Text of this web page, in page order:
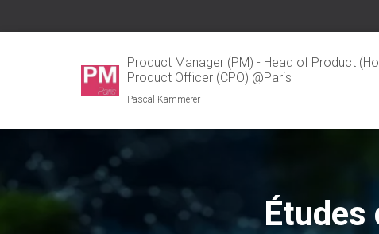
Product Manager (PM) - Head of Product
Product Officer (CPO) @Paris
Pascal Kammerer
Études